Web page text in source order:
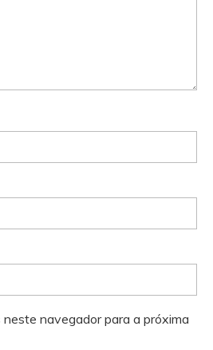
neste navegador para a próxima